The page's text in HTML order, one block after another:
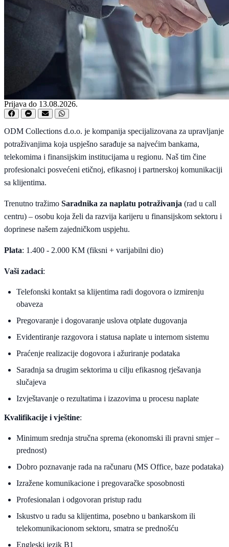
Prijava do 13.08.2026.
ODM Collections d.o.o. je kompanija specijalizovana za upravljanje
potraživanjima koja uspješno sarađuje sa najvećim bankama,
telekomima i finansijskim institucijama u regionu. Naš tim čine
profesionalci posvećeni etičnoj, efikasnoj i partnerskoj komunikaciji
sa klijentima.
Trenutno tražimo Saradnika za naplatu potraživanja (rad u call
centru) – osobu koja želi da razvija karijeru u finansijskom sektoru i
doprinese našem zajedničkom uspjehu.
Plata: 1.400 - 2.000 KM (fiksni + varijabilni dio)
Vaši zadaci:
Telefonski kontakt sa klijentima radi dogovora o izmirenju
obaveza
Pregovaranje i dogovaranje uslova otplate dugovanja
Evidentiranje razgovora i statusa naplate u internom sistemu
Praćenje realizacije dogovora i ažuriranje podataka
Saradnja sa drugim sektorima u cilju efikasnog rješavanja
slučajeva
Izvještavanje o rezultatima i izazovima u procesu naplate
Kvalifikacije i vještine:
Minimum srednja stručna sprema (ekonomski ili pravni smjer –
prednost)
Dobro poznavanje rada na računaru (MS Office, baze podataka)
Izražene komunikacione i pregovaračke sposobnosti
Profesionalan i odgovoran pristup radu
Iskustvo u radu sa klijentima, posebno u bankarskom ili
telekomunikacionom sektoru, smatra se prednošću
Engleski jezik B1